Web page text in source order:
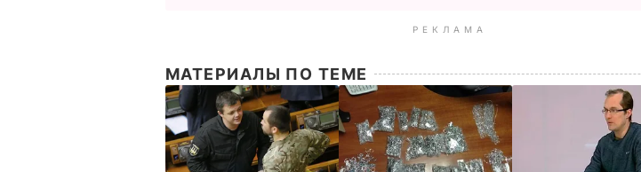
РЕКЛАМА
МАТЕРИАЛЫ ПО ТЕМЕ